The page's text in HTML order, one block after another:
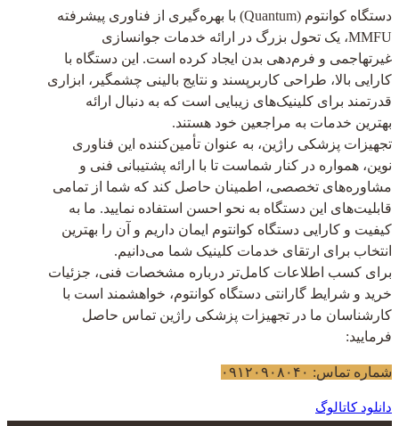
دستگاه کوانتوم (Quantum) با بهره‌گیری از فناوری پیشرفته
MMFU، یک تحول بزرگ در ارائه خدمات جوانسازی
غیرتهاجمی و فرم‌دهی بدن ایجاد کرده است. این دستگاه با
کارایی بالا، طراحی کاربرپسند و نتایج بالینی چشمگیر، ابزاری
قدرتمند برای کلینیک‌های زیبایی است که به دنبال ارائه
بهترین خدمات به مراجعین خود هستند.
تجهیزات پزشکی راژین، به عنوان تأمین‌کننده این فناوری
نوین، همواره در کنار شماست تا با ارائه پشتیبانی فنی و
مشاوره‌های تخصصی، اطمینان حاصل کند که شما از تمامی
قابلیت‌های این دستگاه به نحو احسن استفاده نمایید. ما به
کیفیت و کارایی دستگاه کوانتوم ایمان داریم و آن را بهترین
انتخاب برای ارتقای خدمات کلینیک شما می‌دانیم.
برای کسب اطلاعات کامل‌تر درباره مشخصات فنی، جزئیات
خرید و شرایط گارانتی دستگاه کوانتوم، خواهشمند است با
کارشناسان ما در تجهیزات پزشکی راژین تماس حاصل
فرمایید:
شماره تماس: ۰۹۱۲۰۹۰۸۰۴۰
دانلود کاتالوگ